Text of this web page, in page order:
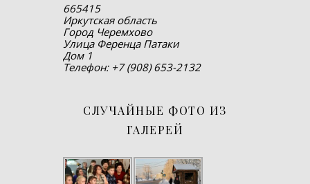
665415
Иркутская область
Город Черемхово
Улица Ференца Патаки
Дом 1
Телефон: +7 (908) 653-2132
СЛУЧАЙНЫЕ ФОТО ИЗ
ГАЛЕРЕЙ